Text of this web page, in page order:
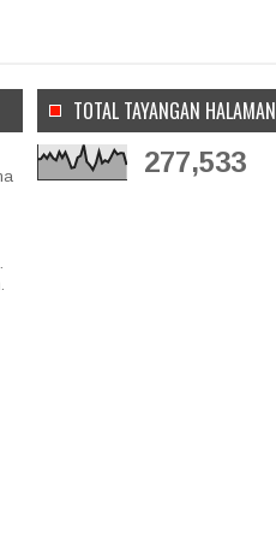
TOTAL TAYANGAN HALAMAN
277,533